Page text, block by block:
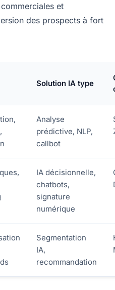
et
des prospects à fort
Solution IA type
Analyse
prédictive, NLP,
callbot
IA décisionnelle,
chatbots,
signature
numérique
Segmentation
IA,
recommandation